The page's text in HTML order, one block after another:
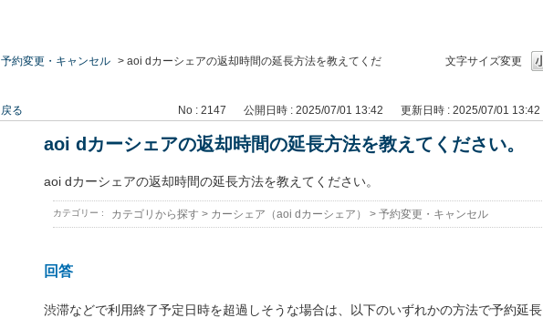
文字サイズ変更
予約変更・キャンセル > aoi dカーシェアの返却時間の延長方法を教えてくだ
戻る No : 2147 公開日時 : 2025/07/01 13:42 更新日時 : 2025/07/01 13:42
aoi dカーシェアの返却時間の延長方法を教えてください。
aoi dカーシェアの返却時間の延長方法を教えてください。
カテゴリー : カテゴリから探す > カーシェア（aoi dカーシェア） > 予約変更・キャンセル
回答
渋滞などで利用終了予定日時を超過しそうな場合は、以下のいずれかの方法で予約延長